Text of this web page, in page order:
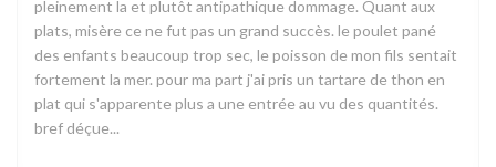
pleinement la et plutôt antipathique dommage. Quant aux
plats, misère ce ne fut pas un grand succès. le poulet pané
des enfants beaucoup trop sec, le poisson de mon fils sentait
fortement la mer. pour ma part j'ai pris un tartare de thon en
plat qui s'apparente plus a une entrée au vu des quantités.
bref déçue...